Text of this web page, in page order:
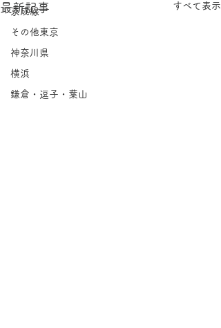
京成線
その他東京
神奈川県
横浜
鎌倉・逗子・葉山
最新記事 すべて表示